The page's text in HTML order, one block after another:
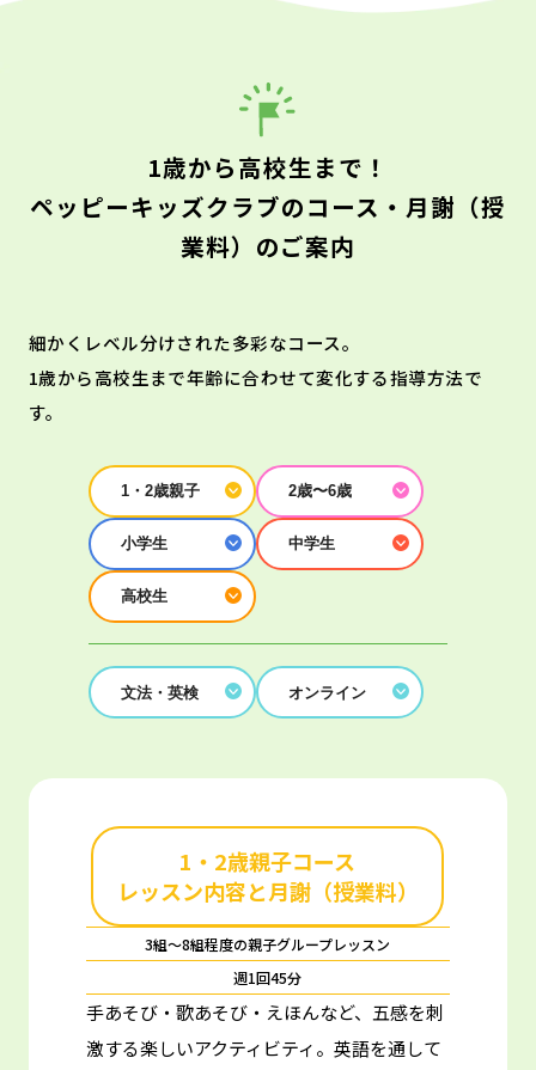
1歳から高校生まで！
ペッピーキッズクラブのコース・月謝（授
業料）のご案内
細かくレベル分けされた多彩なコース。
1歳から高校生まで年齢に合わせて変化する指導方法で
す。
1・2歳親子 2歳〜6歳
小学生 中学生
高校生
文法・英検 オンライン
1・2歳親子コース
レッスン内容と月謝（授業料）
3組～8組程度の親子グループレッスン
週1回45分
手あそび・歌あそび・えほんなど、五感を刺
激する楽しいアクティビティ。 英語を通して